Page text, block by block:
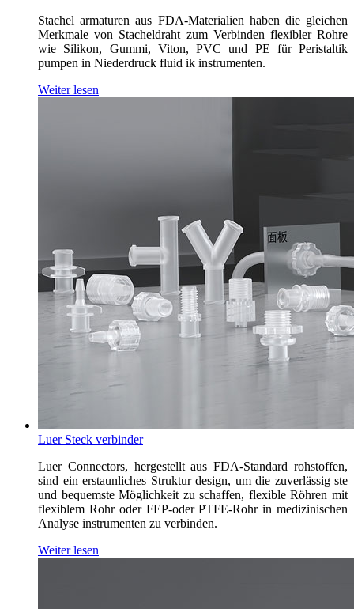
Stachel armaturen aus FDA-Materialien haben die gleichen
Merkmale von Stacheldraht zum Verbinden flexibler Rohre
wie Silikon, Gummi, Viton, PVC und PE für Peristaltik
pumpen in Niederdruck fluid ik instrumenten.
Weiter lesen
Luer Steck verbinder
Luer Connectors, hergestellt aus FDA-Standard rohstoffen,
sind ein erstaunliches Struktur design, um die zuverlässig ste
und bequemste Möglichkeit zu schaffen, flexible Röhren mit
flexiblem Rohr oder FEP-oder PTFE-Rohr in medizinischen
Analyse instrumenten zu verbinden.
Weiter lesen